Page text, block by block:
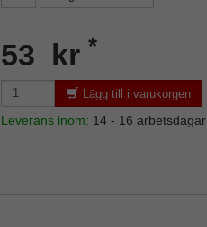
53 kr *
Lägg till i varukorgen
Leverans inom: 14 - 16 arbetsdagar